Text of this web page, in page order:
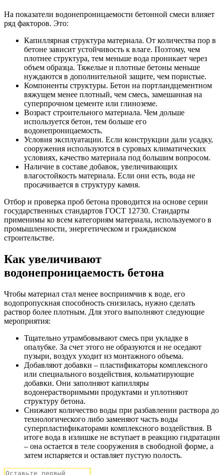
На показатели водонепроницаемости бетонной смеси влияет
ряд факторов. Это:
Капиллярная структура материала. От количества пор в
бетоне зависит устойчивость к влаге. Поэтому, чем
плотнее структура, тем меньше вода проникает через
объем образца. Тяжелые и плотные бетоны меньше
нуждаются в дополнительной защите, чем пористые.
Компоненты структуры. Бетон на портландцементном
вяжущем менее плотный, чем смесь, замешанная на
суперпрочном цементе или глиноземе.
Возраст строительного материала. Чем дольше
используется бетон, тем больше его
водонепроницаемость.
Условия эксплуатации. Если конструкции дали усадку,
сооружения используются в суровых климатических
условиях, качество материала под большим вопросом.
Наличие в составе добавок, увеличивающих
влагостойкость материала. Если они есть, вода не
просачивается в структуру камня.
Отбор и проверка проб бетона проводится на основе серии
государственных стандартов ГОСТ 12730. Стандарты
применимы ко всем категориям материала, используемого в
промышленности, энергетическом и гражданском
строительстве.
Как увеличивают
водонепроницаемость бетона
Чтобы материал стал менее восприимчив к воде, его
водопропускная способность снизилась, нужно сделать
раствор более плотным. Для этого выполняют следующие
мероприятия:
Тщательно утрамбовывают смесь при укладке в
опалубке. За счет этого не образуются и не оседают
пузыри, воздух уходит из монтажного объема.
Добавляют добавки – пластификаторы комплексного
или специального воздействия, кольматирующие
добавки. Они заполняют капилляры
водонерастворимыми продуктами и уплотняют
структуру бетона.
Снижают количество воды при разбавлении раствора до
технологического либо заменяют часть воды
суперпластификаторами комплексного воздействия. В
итоге вода в излишке не вступает в реакцию гидратации
– она остается в теле сооружения в свободной форме, а
затем испаряется и оставляет пустую полость.